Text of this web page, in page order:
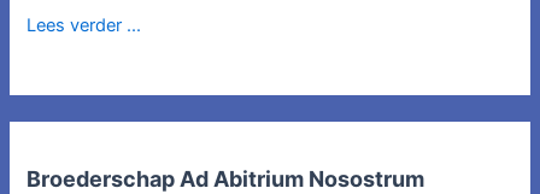
Lees verder ...
Broederschap Ad Abitrium Nosostrum